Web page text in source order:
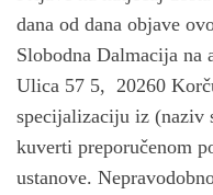
dana od dana objave
Slobodna Dalmacija na
Ulica 57 5, 20260
specijalizaciju iz (naziv
kuverti preporučenom
ustanove.